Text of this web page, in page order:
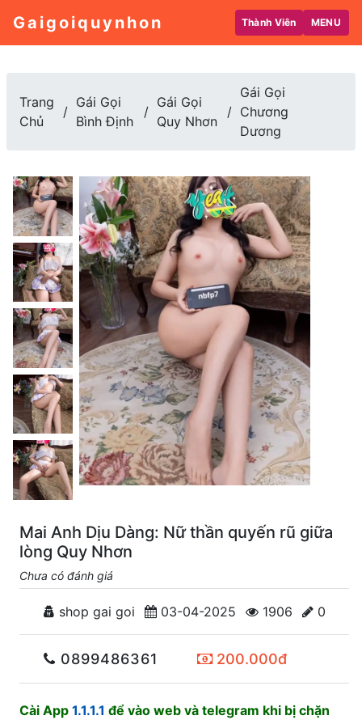
Gaigoiquynhon Thành Viên MENU
Trang
Chủ
Gái Gọi
Bình Định
Gái Gọi
Quy Nhơn
Gái Gọi
Chương
Dương
Mai Anh Dịu Dàng: Nữ thần quyến rũ giữa
lòng Quy Nhơn
Chưa có đánh giá
shop gai goi 03-04-2025 1906 0
0899486361 200.000đ
Cài App 1.1.1.1 để vào web và telegram khi bị chặn